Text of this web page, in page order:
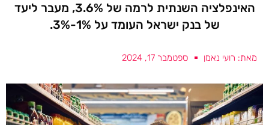
האינפלציה השנתית לרמה של 3.6%, מעבר ליעד
של בנק ישראל העומד על 1%-3%.
מאת: רועי נאמן ספטמבר 17, 2024